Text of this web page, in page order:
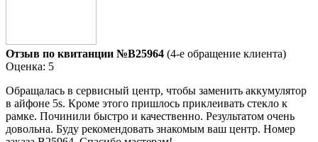
Отзыв по квитанции №B25964 (4-е обращение клиента)
Оценка: 5
Обращалась в сервисный центр, чтобы заменить аккумулятор
в айфоне 5s. Кроме этого пришлось приклеивать стекло к
рамке. Починили быстро и качественно. Результатом очень
довольна. Буду рекомендовать знакомым ваш центр. Номер